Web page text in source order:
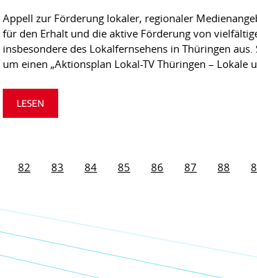
Appell zur Förderung lokaler, regionaler
für den Erhalt und die aktive Förderung von
insbesondere des Lokalfernsehens in Thüringen
um einen „Aktionsplan Lokal-TV Thüringen – Lokale
LESEN
82 83 84 85 86 87 88